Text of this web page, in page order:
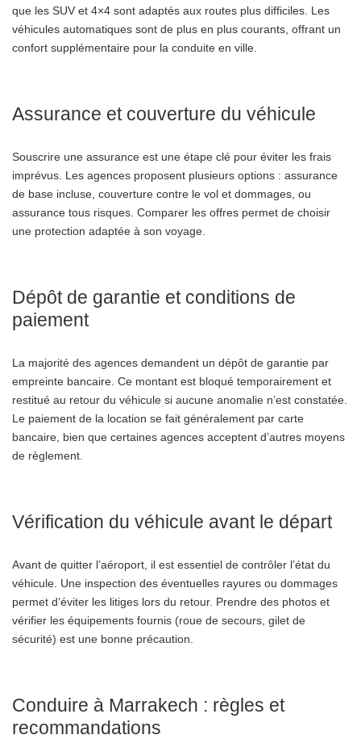
que les SUV et 4×4 sont adaptés aux routes plus difficiles. Les
véhicules automatiques sont de plus en plus courants, offrant un
confort supplémentaire pour la conduite en ville.
Assurance et couverture du véhicule
Souscrire une assurance est une étape clé pour éviter les frais
imprévus. Les agences proposent plusieurs options : assurance
de base incluse, couverture contre le vol et dommages, ou
assurance tous risques. Comparer les offres permet de choisir
une protection adaptée à son voyage.
Dépôt de garantie et conditions de
paiement
La majorité des agences demandent un dépôt de garantie par
empreinte bancaire. Ce montant est bloqué temporairement et
restitué au retour du véhicule si aucune anomalie n’est constatée.
Le paiement de la location se fait généralement par carte
bancaire, bien que certaines agences acceptent d’autres moyens
de règlement.
Vérification du véhicule avant le départ
Avant de quitter l’aéroport, il est essentiel de contrôler l’état du
véhicule. Une inspection des éventuelles rayures ou dommages
permet d’éviter les litiges lors du retour. Prendre des photos et
vérifier les équipements fournis (roue de secours, gilet de
sécurité) est une bonne précaution.
Conduire à Marrakech : règles et
recommandations